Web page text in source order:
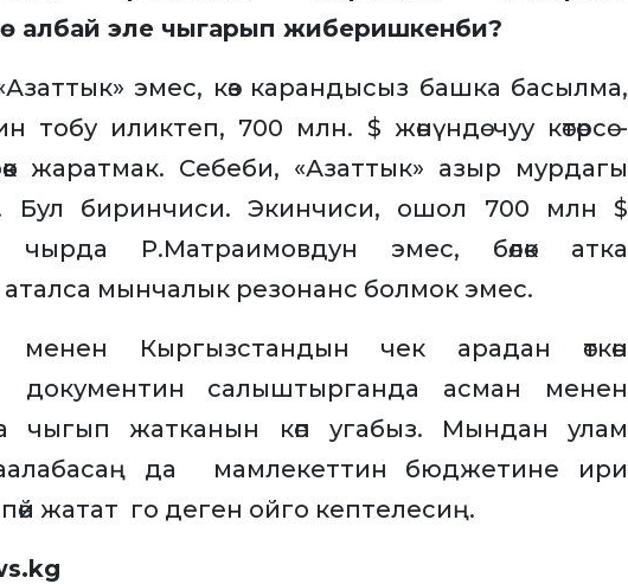
албай эле чыгарып жиберишкенби?
эмес, көз карандысыз башка басылма,
тобу иликтеп, 700 млн. $ жөнүндө чуу көтөрсө -
жаратмак. Себеби, «Азаттык» азыр мурдагы
Бул биринчиси. Экинчиси, ошол 700 млн $
чырда Р.Матраимовдун эмес, бөлөк атка
мынчалык резонанс болмок эмес.
Кыргызстандын чек арадан өткөн
документин салыштырганда асман менен
чыгып жатканын көп угабыз. Мындан улам
да мамлекеттин бюджетине ири
жатат го деген ойго кептелесиң.